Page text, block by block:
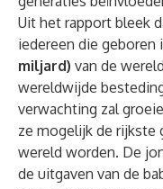
Uit het rapport bleek
iedereen die geboren
miljard) van de
wereldwijde
verwachting zal
ze mogelijk de rijkste
wereld worden. De
de uitgaven van de